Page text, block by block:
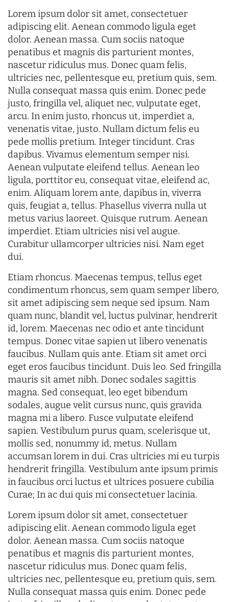
Lorem ipsum dolor sit amet, consectetuer
adipiscing elit. Aenean commodo ligula eget
dolor. Aenean massa. Cum sociis natoque
penatibus et magnis dis parturient montes,
nascetur ridiculus mus. Donec quam felis,
ultricies nec, pellentesque eu, pretium quis, sem.
Nulla consequat massa quis enim. Donec pede
justo, fringilla vel, aliquet nec, vulputate eget,
arcu. In enim justo, rhoncus ut, imperdiet a,
venenatis vitae, justo. Nullam dictum felis eu
pede mollis pretium. Integer tincidunt. Cras
dapibus. Vivamus elementum semper nisi.
Aenean vulputate eleifend tellus. Aenean leo
ligula, porttitor eu, consequat vitae, eleifend ac,
enim. Aliquam lorem ante, dapibus in, viverra
quis, feugiat a, tellus. Phasellus viverra nulla ut
metus varius laoreet. Quisque rutrum. Aenean
imperdiet. Etiam ultricies nisi vel augue.
Curabitur ullamcorper ultricies nisi. Nam eget
dui.
Etiam rhoncus. Maecenas tempus, tellus eget
condimentum rhoncus, sem quam semper libero,
sit amet adipiscing sem neque sed ipsum. Nam
quam nunc, blandit vel, luctus pulvinar, hendrerit
id, lorem. Maecenas nec odio et ante tincidunt
tempus. Donec vitae sapien ut libero venenatis
faucibus. Nullam quis ante. Etiam sit amet orci
eget eros faucibus tincidunt. Duis leo. Sed fringilla
mauris sit amet nibh. Donec sodales sagittis
magna. Sed consequat, leo eget bibendum
sodales, augue velit cursus nunc, quis gravida
magna mi a libero. Fusce vulputate eleifend
sapien. Vestibulum purus quam, scelerisque ut,
mollis sed, nonummy id, metus. Nullam
accumsan lorem in dui. Cras ultricies mi eu turpis
hendrerit fringilla. Vestibulum ante ipsum primis
in faucibus orci luctus et ultrices posuere cubilia
Curae; In ac dui quis mi consectetuer lacinia.
Lorem ipsum dolor sit amet, consectetuer
adipiscing elit. Aenean commodo ligula eget
dolor. Aenean massa. Cum sociis natoque
penatibus et magnis dis parturient montes,
nascetur ridiculus mus. Donec quam felis,
ultricies nec, pellentesque eu, pretium quis, sem.
Nulla consequat massa quis enim. Donec pede